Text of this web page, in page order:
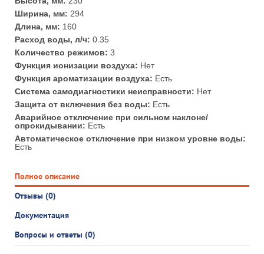
Ширина, мм: 294
Длина, мм: 160
Расход воды, л/ч: 0.35
Количество режимов: 3
Функция ионизации воздуха: Нет
Функция ароматизации воздуха: Есть
Система самодиагностики неисправности: Нет
Защита от включения без воды: Есть
Аварийное отключение при сильном наклоне/
опрокидывании: Есть
Автоматическое отключение при низком уровне воды:
Есть
Полное описание
Отзывы (0)
Документация
Вопросы и ответы (0)